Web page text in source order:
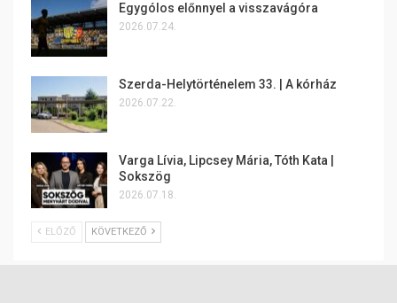
Egygólos előnnyel a visszavágóra
2026.07.24.
Szerda-Helytörténelem 33. | A kórház
2026.07.22.
Varga Lívia, Lipcsey Mária, Tóth Kata |
Sokszög
2026.07.18.
ELŐZŐ KÖVETKEZŐ